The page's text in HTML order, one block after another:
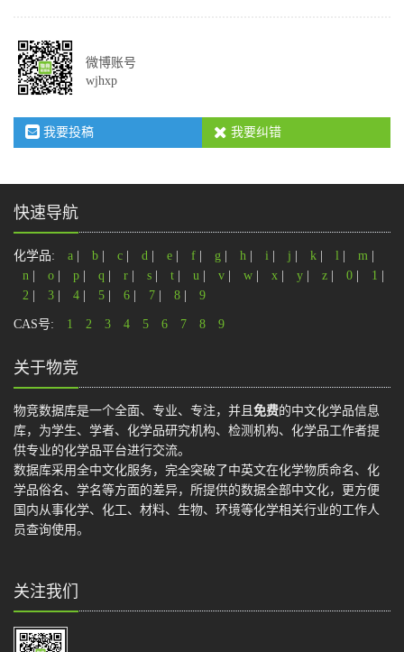
微博账号
wjhxp
我要投稿 我要纠错
快速导航
化学品: a b c d e f g h i j k l m
n
o p q r s t u v w x y z 0 1
2
3 4 5 6 7 8 9
CAS号: 1 2 3 4 5 6 7 8 9
关于物竞
物竞数据库是一个全面、专业、专注，并且 免费的中文化学品信息
库，为学生、学者、化学品研究机构、检测机构、化学品工作者提
供专业的化学品平台进行交流。
数据库采用全中文化服务，完全突破了中英文在化学物质命名、化
学品俗名、学名等方面的差异，所提供的数据全部中文化，更方便
国内从事化学、化工、材料、生物、环境等化学相关行业的工作人
员查询使用。
关注我们